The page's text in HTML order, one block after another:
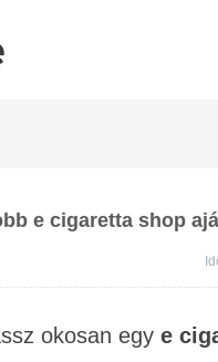
e cigaretta shop
okosan egye